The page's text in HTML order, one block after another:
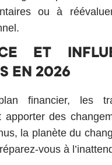
ou à
ET
EN 2026
financier, les
apporter des
la planète du
vous à